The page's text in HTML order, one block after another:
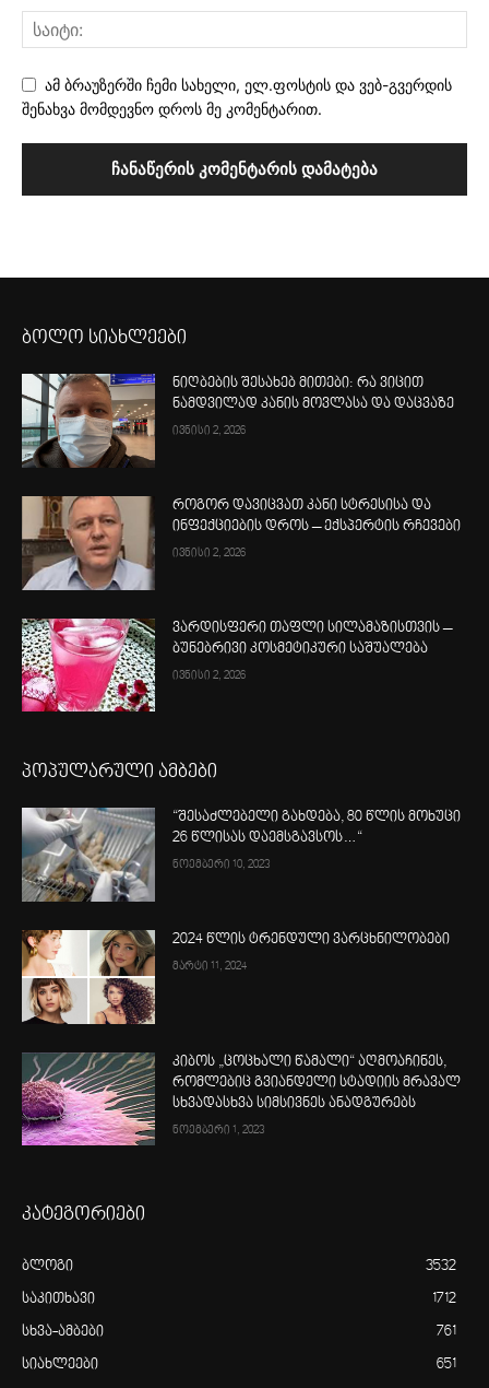
ამ ბრაუზერში ჩემი სახელი, ელ.ფოსტის და ვებ-გვერდის
შენახვა მომდევნო დროს მე კომენტარით.
ბოლო სიახლეები
ნიღბების შესახებ მითები: რა ვიცით
ნამდვილად კანის მოვლასა და დაცვაზე
ივნისი 2, 2026
როგორ დავიცვათ კანი სტრესისა და
ინფექციების დროს – ექსპერტის რჩევები
ივნისი 2, 2026
ვარდისფერი თაფლი სილამაზისთვის –
ბუნებრივი კოსმეტიკური საშუალება
ივნისი 2, 2026
პოპულარული ამბები
“შესაძლებელი გახდება, 80 წლის მოხუცი
26 წლისას დაემსგავსოს…“
ნოემბერი 10, 2023
2024 წლის ტრენდული ვარცხნილობები
მარტი 11, 2024
კიბოს „ცოცხალი წამალი“ აღმოაჩინეს,
რომლებიც გვიანდელი სტადიის მრავალ
სხვადასხვა სიმსივნეს ანადგურებს
ნოემბერი 1, 2023
კატეგორიები
ბლოგი 3532
საკითხავი 1712
სხვა-ამბები 761
სიახლეები 651